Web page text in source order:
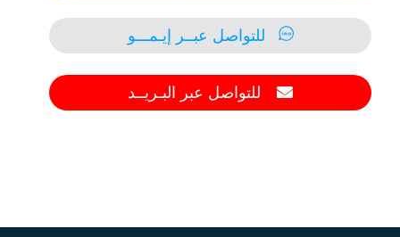
للتواصل عبــر إيـمـــو
للتواصل عبر البـريــد